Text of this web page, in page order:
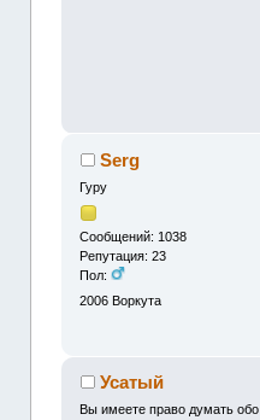
Serg
Гуру
Сообщений: 1038
Репутация: 23
Пол:
2006 Воркута
Усатый
Вы имеете право думать обо